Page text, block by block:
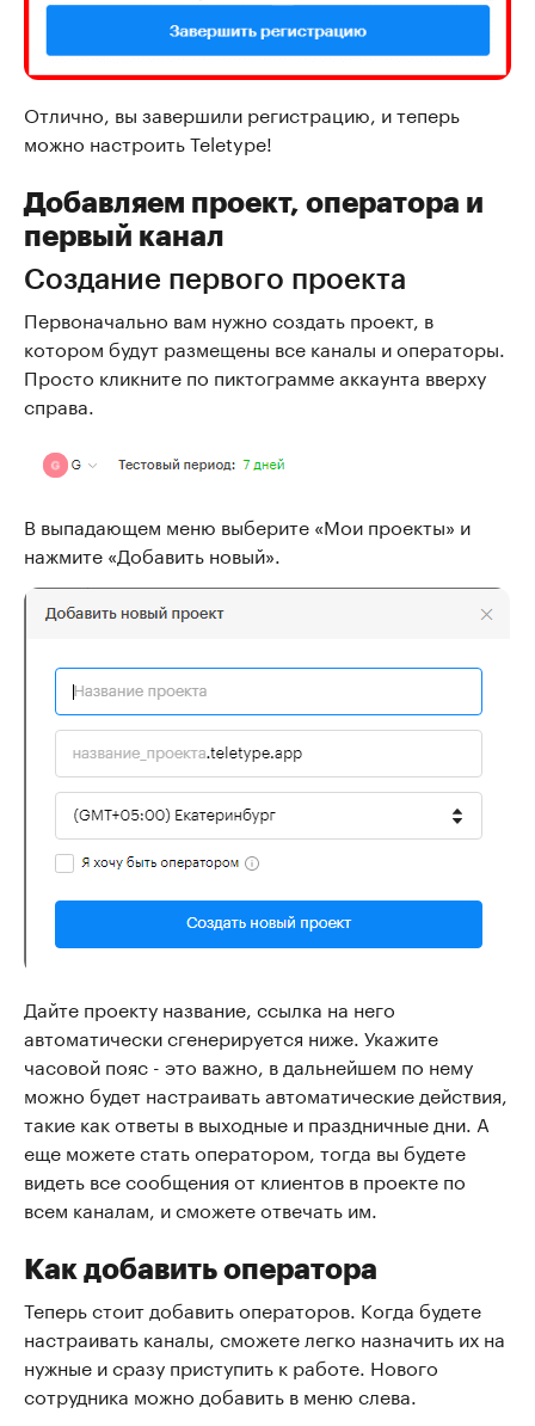
Отлично, вы завершили регистрацию, и теперь
можно настроить Teletype!
Добавляем проект, оператора и
первый канал
Создание первого проекта
Первоначально вам нужно создать проект, в
котором будут размещены все каналы и операторы.
Просто кликните по пиктограмме аккаунта вверху
справа.
В выпадающем меню выберите «Мои проекты» и
нажмите «Добавить новый».
Дайте проекту название, ссылка на него
автоматически сгенерируется ниже. Укажите
часовой пояс - это важно, в дальнейшем по нему
можно будет настраивать автоматические действия,
такие как ответы в выходные и праздничные дни. А
еще можете стать оператором, тогда вы будете
видеть все сообщения от клиентов в проекте по
всем каналам, и сможете отвечать им.
Как добавить оператора
Теперь стоит добавить операторов. Когда будете
настраивать каналы, сможете легко назначить их на
нужные и сразу приступить к работе. Нового
сотрудника можно добавить в меню слева.